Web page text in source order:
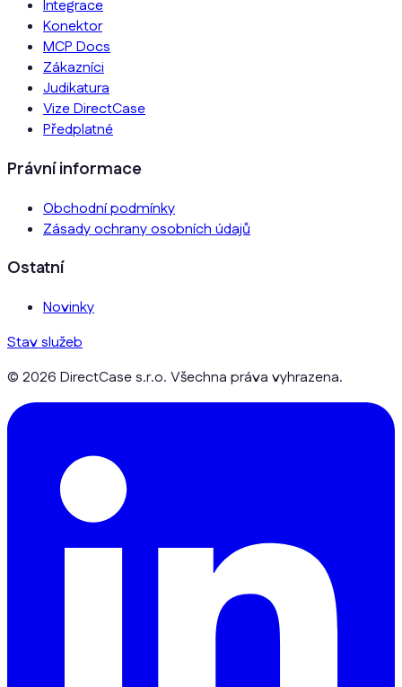
Integrace
Konektor
MCP Docs
Zákazníci
Judikatura
Vize DirectCase
Předplatné
Právní informace
Obchodní podmínky
Zásady ochrany osobních údajů
Ostatní
Novinky
Stav služeb
© 2026 DirectCase s.r.o. Všechna práva vyhrazena.